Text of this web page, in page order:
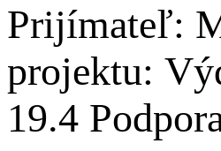
Prijímateľ:
projektu:
19.4